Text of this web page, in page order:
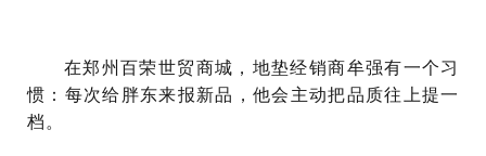
在郑州百荣世贸商城，地垫经销商牟强有一个习
惯：每次给胖东来报新品，他会主动把品质往上提一
档。